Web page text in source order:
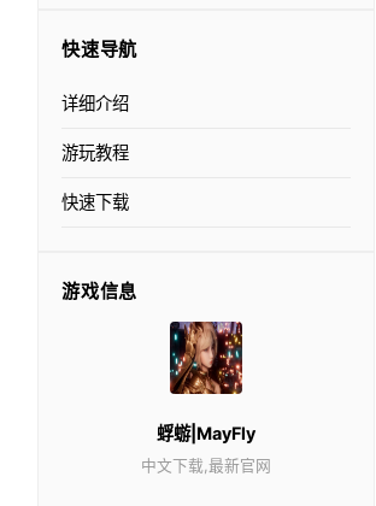
快速导航
详细介绍
游玩教程
快速下载
游戏信息
蜉蝣|MayFly
中文下载,最新官网